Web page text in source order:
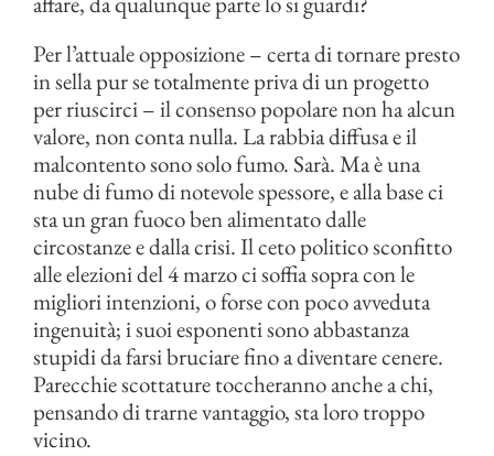
Per l’attuale opposizione – certa di tornare presto
in sella pur se totalmente priva di un progetto
per riuscirci – il consenso popolare non ha alcun
valore, non conta nulla. La rabbia diffusa e il
malcontento sono solo fumo. Sarà. Ma è una
nube di fumo di notevole spessore, e alla base ci
sta un gran fuoco ben alimentato dalle
circostanze e dalla crisi. Il ceto politico sconfitto
alle elezioni del 4 marzo ci soffia sopra con le
migliori intenzioni, o forse con poco avveduta
ingenuità; i suoi esponenti sono abbastanza
stupidi da farsi bruciare fino a diventare cenere.
Parecchie scottature toccheranno anche a chi,
pensando di trarne vantaggio, sta loro troppo
vicino.